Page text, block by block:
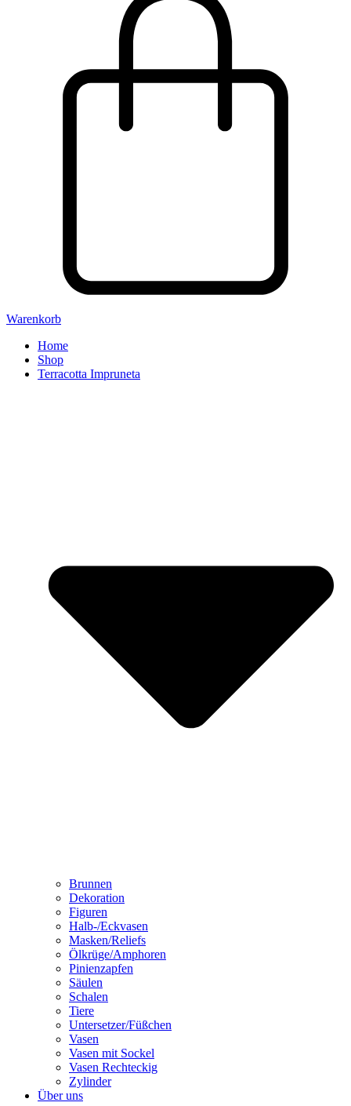
Warenkorb
Home
Shop
Terracotta Impruneta
Brunnen
Dekoration
Figuren
Halb-/Eckvasen
Masken/Reliefs
Ölkrüge/Amphoren
Pinienzapfen
Säulen
Schalen
Tiere
Untersetzer/Füßchen
Vasen
Vasen mit Sockel
Vasen Rechteckig
Zylinder
Über uns